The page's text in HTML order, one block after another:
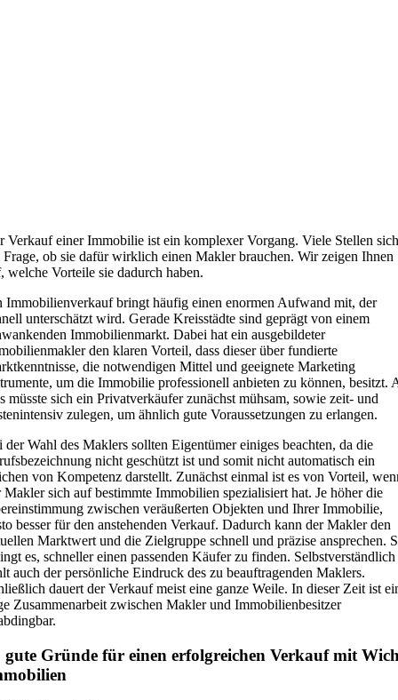
Verkauf einer Immobilie ist ein komplexer Vorgang. Viele Stellen
Frage, ob sie dafür wirklich einen Makler brauchen. Wir zeigen Ihnen
welche Vorteile sie dadurch haben.
Immobilienverkauf bringt häufig einen enormen Aufwand mit, der
unterschätzt wird. Gerade Kreisstädte sind geprägt von einem
Immobilienmarkt. Dabei hat ein ausgebildeter
den klaren Vorteil, dass dieser über fundierte
die notwendigen Mittel und geeignete Marketing
um die Immobilie professionell anbieten zu können, besitzt.
müsste sich ein Privatverkäufer zunächst mühsam, sowie zeit- und
zulegen, um ähnlich gute Voraussetzungen zu erlangen.
der Wahl des Maklers sollten Eigentümer einiges beachten, da die
nicht geschützt ist und somit nicht automatisch ein
von Kompetenz darstellt. Zunächst einmal ist es von Vorteil,
Makler sich auf bestimmte Immobilien spezialisiert hat. Je höher die
zwischen veräußerten Objekten und Ihrer Immobilie,
besser für den anstehenden Verkauf. Dadurch kann der Makler den
Marktwert und die Zielgruppe schnell und präzise ansprechen.
es, schneller einen passenden Käufer zu finden. Selbstverständlich
auch der persönliche Eindruck des zu beauftragenden Maklers.
dauert der Verkauf meist eine ganze Weile. In dieser Zeit ist
Zusammenarbeit zwischen Makler und Immobilienbesitzer
gute Gründe für einen erfolgreichen Verkauf mit